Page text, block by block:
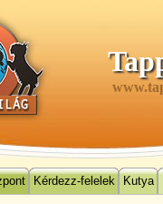
Kérdezz-felelek Kutya